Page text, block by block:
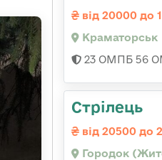
від 20000 до
Краматорськ
23 ОМПБ 56
Стрілець
від 20500 до
Городок